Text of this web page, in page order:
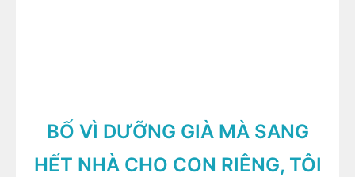
BỐ VÌ DƯỠNG GIÀ MÀ SANG
HẾT NHÀ CHO CON RIÊNG, TÔI